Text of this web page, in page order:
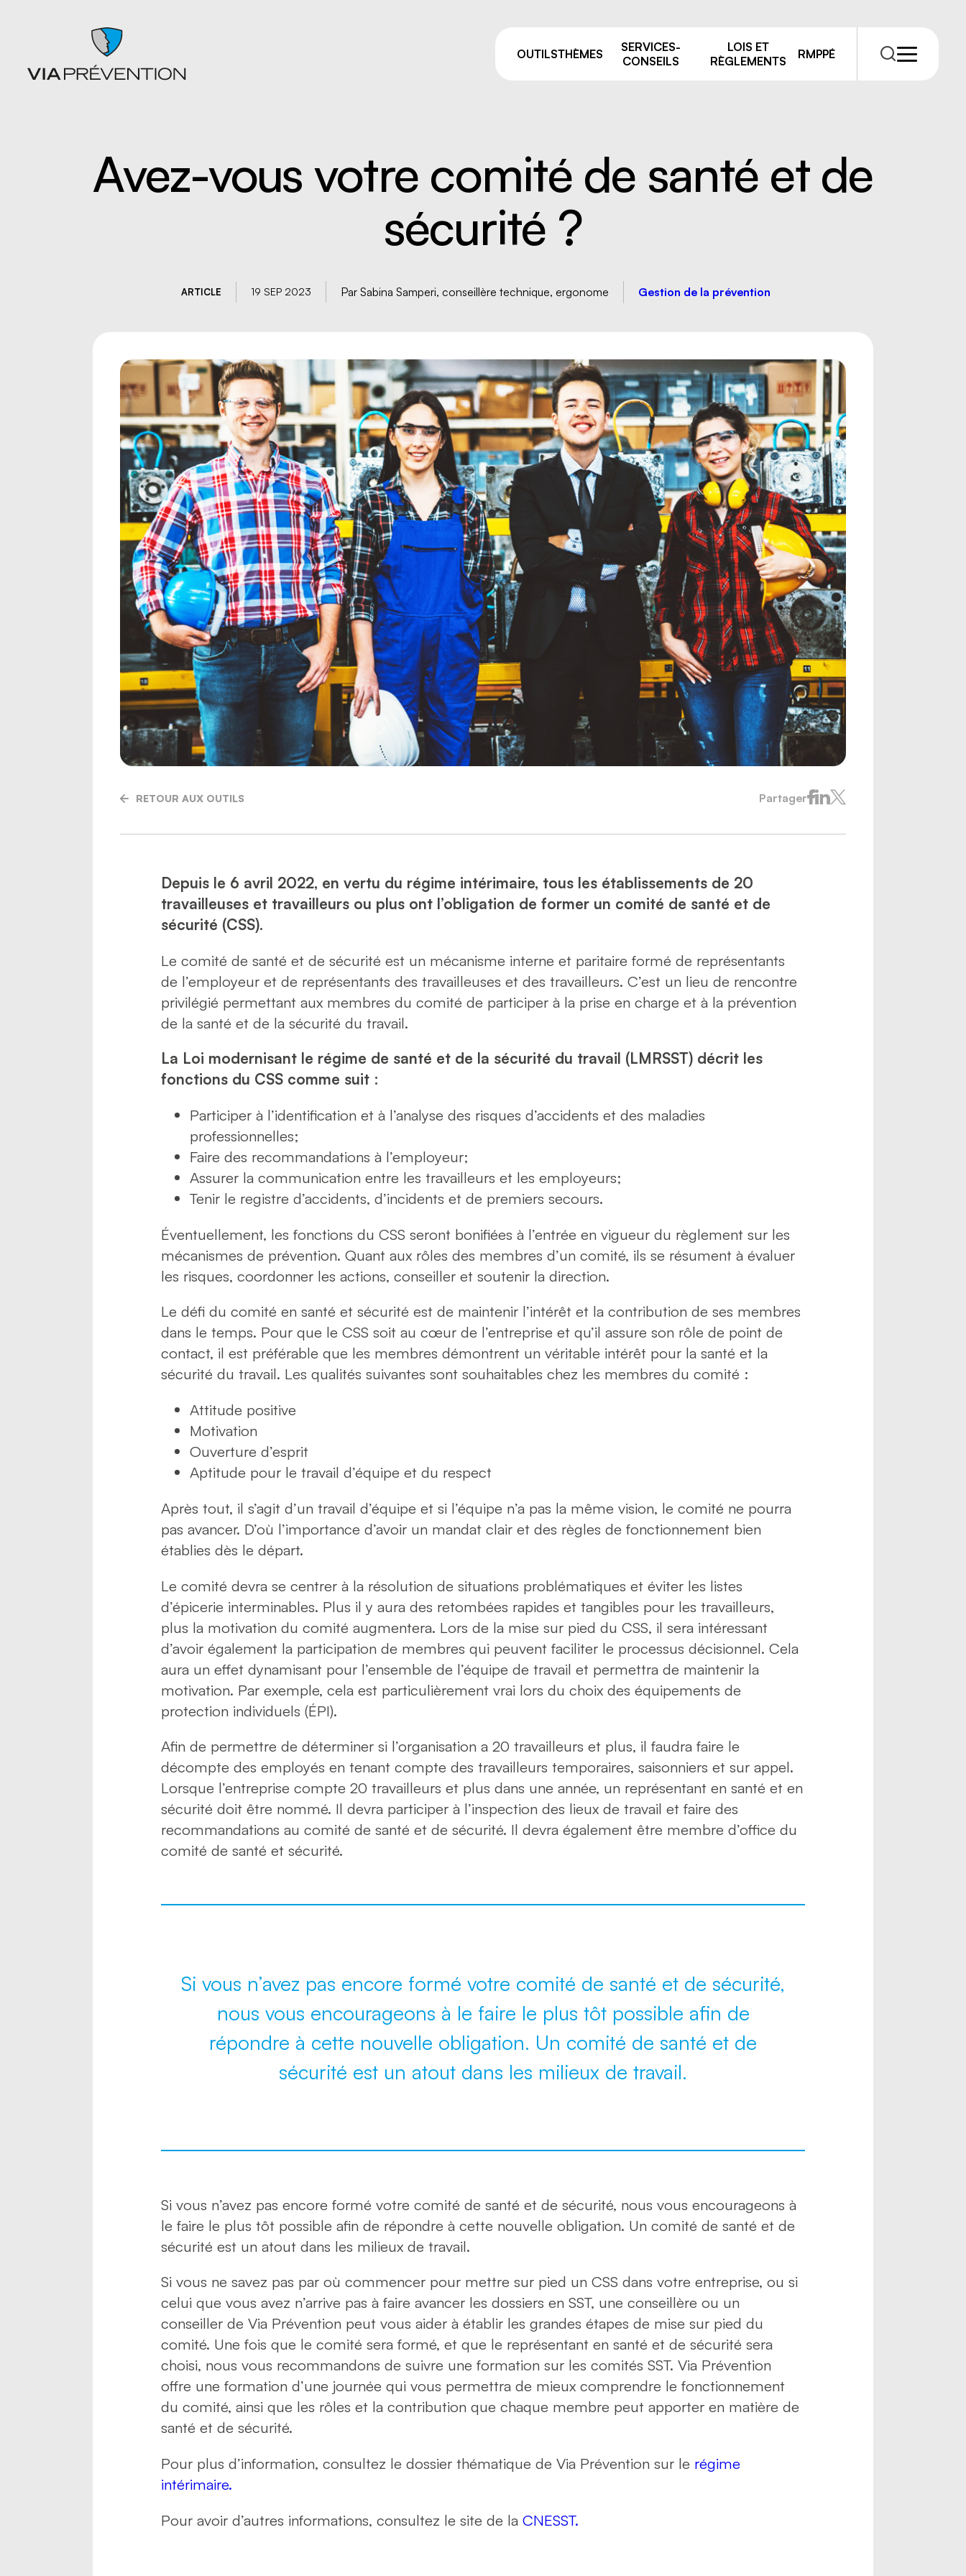
OUTILSTHÈMES
SERVICES-
CONSEILS
LOIS ET
RÈGLEMENTS
RMPPÉ
Articles
Chutes
Ergonomie et manutention
Gestion de la prévention
Nettoyage industriel
Nouveaux travailleurs, nouvelles
Transport de personnes
Pourquoi prévenir ?
ALSS, RSS et CSS: on vous
accompagne après vos formations
conseiller.ère
Nous joindre
Avez-vous votre comité de santé et de
sécurité ?
ARTICLE 19 SEP 2023 Par Sabina Samperi, conseillère technique, ergonome Gestion de la prévention
RETOUR AUX OUTILS Partager
Depuis le 6 avril 2022, en vertu du régime intérimaire, tous les établissements de 20
travailleuses et travailleurs ou plus ont l’obligation de former un comité de santé et de
sécurité (CSS).
Le comité de santé et de sécurité est un mécanisme interne et paritaire formé de représentants
de l’employeur et de représentants des travailleuses et des travailleurs. C’est un lieu de rencontre
privilégié permettant aux membres du comité de participer à la prise en charge et à la prévention
de la santé et de la sécurité du travail.
La Loi modernisant le régime de santé et de la sécurité du travail (LMRSST) décrit les
fonctions du CSS comme suit :
Participer à l’identification et à l’analyse des risques d’accidents et des maladies
professionnelles;
Faire des recommandations à l’employeur;
Assurer la communication entre les travailleurs et les employeurs;
Tenir le registre d’accidents, d’incidents et de premiers secours.
Éventuellement, les fonctions du CSS seront bonifiées à l’entrée en vigueur du règlement sur les
mécanismes de prévention. Quant aux rôles des membres d’un comité, ils se résument à évaluer
les risques, coordonner les actions, conseiller et soutenir la direction.
Le défi du comité en santé et sécurité est de maintenir l’intérêt et la contribution de ses membres
dans le temps. Pour que le CSS soit au cœur de l’entreprise et qu’il assure son rôle de point de
contact, il est préférable que les membres démontrent un véritable intérêt pour la santé et la
sécurité du travail. Les qualités suivantes sont souhaitables chez les membres du comité :
Attitude positive
Motivation
Ouverture d’esprit
Aptitude pour le travail d’équipe et du respect
Après tout, il s’agit d’un travail d’équipe et si l’équipe n’a pas la même vision, le comité ne pourra
pas avancer. D’où l’importance d’avoir un mandat clair et des règles de fonctionnement bien
établies dès le départ.
Le comité devra se centrer à la résolution de situations problématiques et éviter les listes
d’épicerie interminables. Plus il y aura des retombées rapides et tangibles pour les travailleurs,
plus la motivation du comité augmentera. Lors de la mise sur pied du CSS, il sera intéressant
d’avoir également la participation de membres qui peuvent faciliter le processus décisionnel. Cela
aura un effet dynamisant pour l’ensemble de l’équipe de travail et permettra de maintenir la
motivation. Par exemple, cela est particulièrement vrai lors du choix des équipements de
protection individuels (ÉPI).
Afin de permettre de déterminer si l’organisation a 20 travailleurs et plus, il faudra faire le
décompte des employés en tenant compte des travailleurs temporaires, saisonniers et sur appel.
Lorsque l’entreprise compte 20 travailleurs et plus dans une année, un représentant en santé et en
sécurité doit être nommé. Il devra participer à l’inspection des lieux de travail et faire des
recommandations au comité de santé et de sécurité. Il devra également être membre d’office du
comité de santé et sécurité.
Si vous n’avez pas encore formé votre comité de santé et de sécurité,
nous vous encourageons à le faire le plus tôt possible afin de
répondre à cette nouvelle obligation. Un comité de santé et de
sécurité est un atout dans les milieux de travail.
Si vous n’avez pas encore formé votre comité de santé et de sécurité, nous vous encourageons à
le faire le plus tôt possible afin de répondre à cette nouvelle obligation. Un comité de santé et de
sécurité est un atout dans les milieux de travail.
Si vous ne savez pas par où commencer pour mettre sur pied un CSS dans votre entreprise, ou si
celui que vous avez n’arrive pas à faire avancer les dossiers en SST, une conseillère ou un
conseiller de Via Prévention peut vous aider à établir les grandes étapes de mise sur pied du
comité. Une fois que le comité sera formé, et que le représentant en santé et de sécurité sera
choisi, nous vous recommandons de suivre une formation sur les comités SST. Via Prévention
offre une formation d’une journée qui vous permettra de mieux comprendre le fonctionnement
du comité, ainsi que les rôles et la contribution que chaque membre peut apporter en matière de
santé et de sécurité.
Pour plus d’information, consultez le dossier thématique de Via Prévention sur le régime
intérimaire.
Pour avoir d’autres informations, consultez le site de la CNESST.